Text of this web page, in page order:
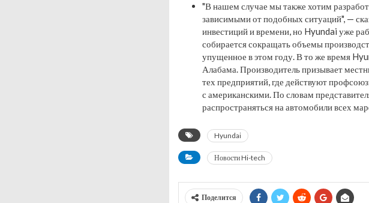
"В нашем случае мы также хотим
зависимыми от подобных ситуаций", —
инвестиций и времени, но Hyundai уже
собирается сокращать объемы
упущенное в этом году. В то же время
Алабама. Производитель призывает
тех предприятий, где действуют
с американскими. По словам
распространяться на автомобили всех
Hyundai
Новости Hi-tech
Поделится